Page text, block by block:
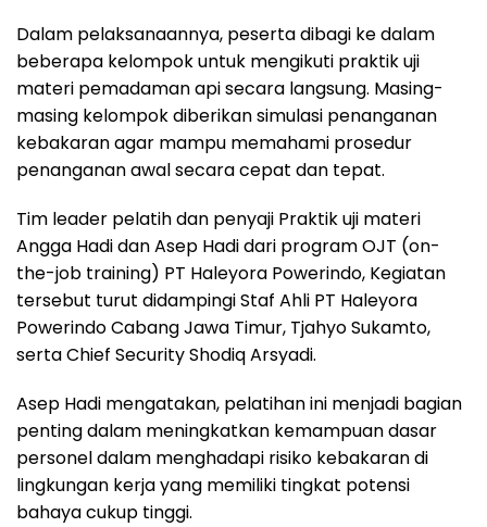
Dalam pelaksanaannya, peserta dibagi ke dalam
beberapa kelompok untuk mengikuti praktik uji
materi pemadaman api secara langsung. Masing-
masing kelompok diberikan simulasi penanganan
kebakaran agar mampu memahami prosedur
penanganan awal secara cepat dan tepat.
Tim leader pelatih dan penyaji Praktik uji materi
Angga Hadi dan Asep Hadi dari program OJT (on-
the-job training) PT Haleyora Powerindo, Kegiatan
tersebut turut didampingi Staf Ahli PT Haleyora
Powerindo Cabang Jawa Timur, Tjahyo Sukamto,
serta Chief Security Shodiq Arsyadi.
Asep Hadi mengatakan, pelatihan ini menjadi bagian
penting dalam meningkatkan kemampuan dasar
personel dalam menghadapi risiko kebakaran di
lingkungan kerja yang memiliki tingkat potensi
bahaya cukup tinggi.